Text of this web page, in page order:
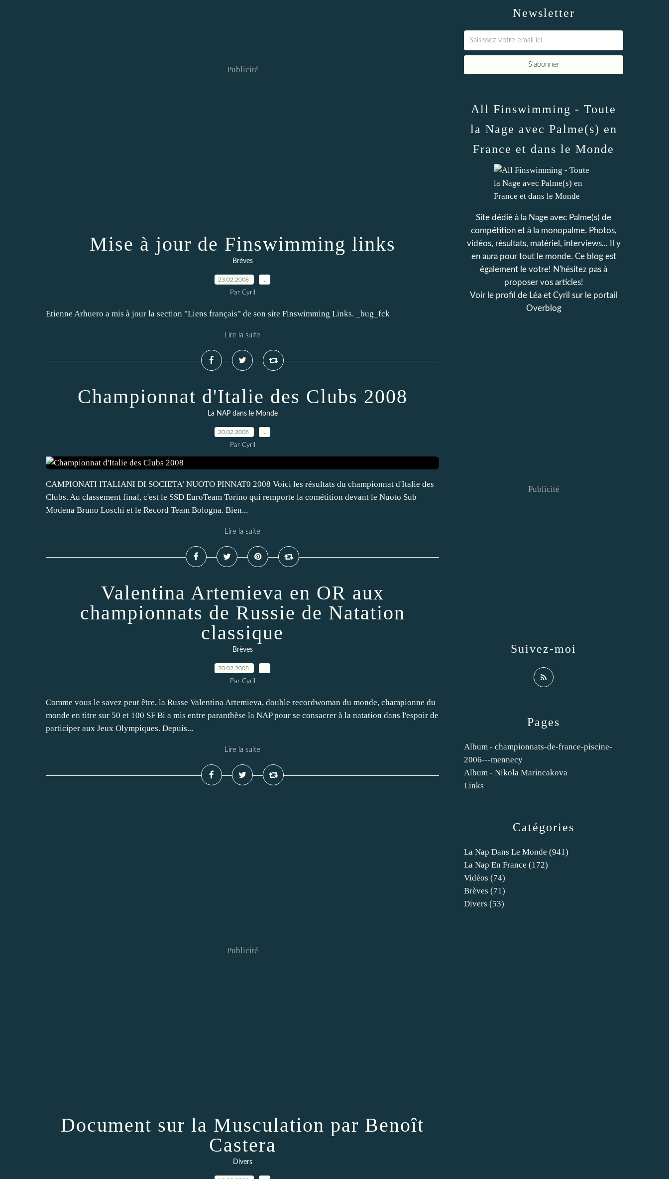
Publicité
Mise à jour de Finswimming links
Brèves
23.02.2008
Par Cyril
Etienne Arhuero a mis à jour la section "Liens français" de son site Finswimming Links. _bug_fck
Lire la suite
Championnat d'Italie des Clubs 2008
La NAP dans le Monde
20.02.2008
Par Cyril
CAMPIONATI ITALIANI DI SOCIETA’ NUOTO PINNAT0 2008 Voici les résultats du championnat d'Italie des
Clubs. Au classement final, c'est le SSD EuroTeam Torino qui remporte la cométition devant le Nuoto Sub
Modena Bruno Loschi et le Record Team Bologna. Bien...
Lire la suite
Valentina Artemieva en OR aux
championnats de Russie de Natation
classique
Brèves
20.02.2008
Par Cyril
Comme vous le savez peut être, la Russe Valentina Artemieva, double recordwoman du monde, championne du
monde en titre sur 50 et 100 SF Bi a mis entre paranthèse la NAP pour se consacrer à la natation dans l'espoir de
participer aux Jeux Olympiques. Depuis...
Lire la suite
Publicité
Document sur la Musculation par Benoît
Castera
Divers
Newsletter
Catégories
La Nap Dans Le Monde (941)
La Nap En France (172)
Vidéos (74)
Brèves (71)
Divers (53)
Pages
Album - championnats-de-france-piscine-
2006---mennecy
Album - Nikola Marincakova
Links
All Finswimming - Toute
la Nage avec Palme(s) en
France et dans le Monde
Site dédié à la Nage avec Palme(s) de
compétition et à la monopalme. Photos,
vidéos, résultats, matériel, interviews... Il y
en aura pour tout le monde. Ce blog est
également le votre! N'hésitez pas à
proposer vos articles!
Voir le profil de Léa et Cyril sur le portail
Overblog
Suivez-moi
Publicité